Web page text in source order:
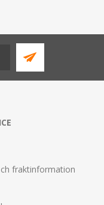
fraktinformation